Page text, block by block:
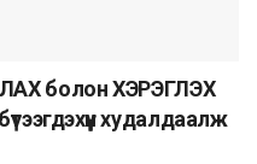
болон ХЭРЭГЛЭХ
худалдаалж